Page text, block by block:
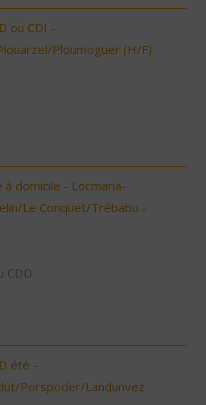
ou CDI -
Ploumoguer (H/F)
domicile - Locmaria-
Le Conquet/Trébabu -
CDD
été -
Porspoder/Landunvez